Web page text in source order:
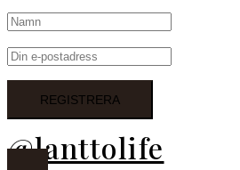
@lanttolife